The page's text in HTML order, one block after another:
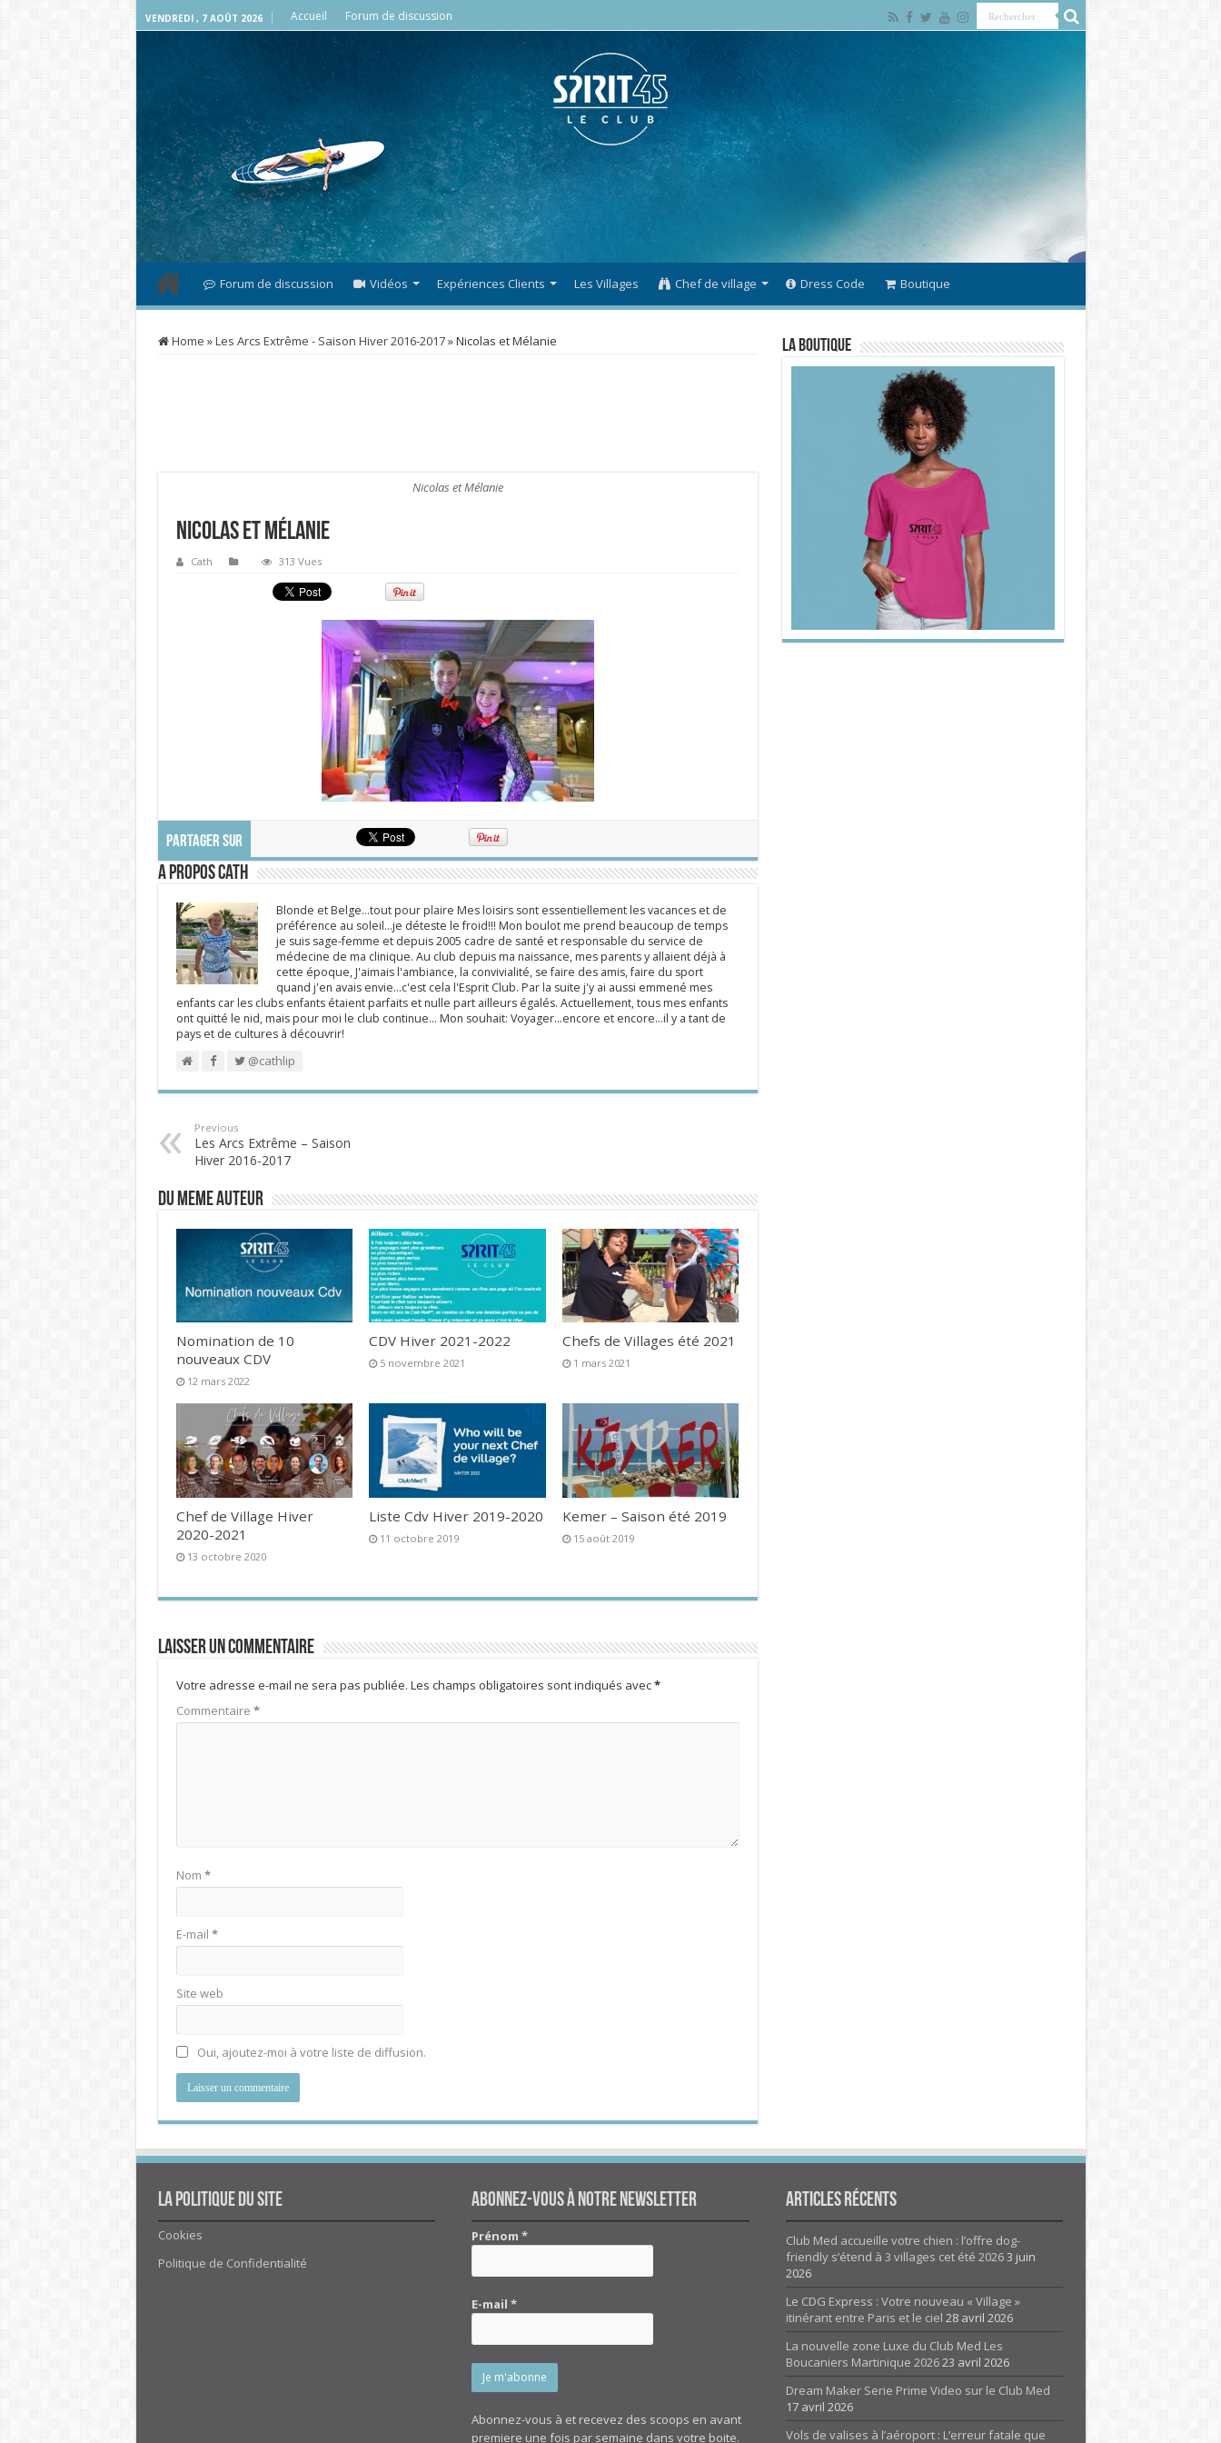
VENDREDI , 7 AOÛT 2026 Accueil Forum de discussion
Forum de discussion Vidéos Expériences Clients Les Villages Chef de village Dress Code Boutique
Home »Les Arcs Extrême - Saison Hiver 2016-2017»Nicolas et Mélanie
Nicolas et Mélanie
Nicolas et Mélanie
Cath 313 Vues
PARTAGER SUR
A propos Cath
Blonde et Belge...tout pour plaire Mes loisirs sont essentiellement les vacances et de
préférence au soleil...je déteste le froid!!! Mon boulot me prend beaucoup de temps
je suis sage-femme et depuis 2005 cadre de santé et responsable du service de
médecine de ma clinique. Au club depuis ma naissance, mes parents y allaient déjà à
cette époque, J'aimais l'ambiance, la convivialité, se faire des amis, faire du sport
quand j'en avais envie...c'est cela l'Esprit Club. Par la suite j'y ai aussi emmené mes
enfants car les clubs enfants étaient parfaits et nulle part ailleurs égalés. Actuellement, tous mes enfants
ont quitté le nid, mais pour moi le club continue... Mon souhait: Voyager...encore et encore...il y a tant de
pays et de cultures à découvrir!
@cathlip
Previous
Les Arcs Extrême – Saison
Hiver 2016-2017
DU MEME AUTEUR
Nomination de 10
nouveaux CDV
12 mars 2022
CDV Hiver 2021-2022
5 novembre 2021
Chefs de Villages été 2021
1 mars 2021
Chef de Village Hiver
2020-2021
13 octobre 2020
Liste Cdv Hiver 2019-2020
11 octobre 2019
Kemer – Saison été 2019
15 août 2019
Laisser un commentaire
Votre adresse e-mail ne sera pas publiée. Les champs obligatoires sont indiqués avec*
Commentaire *
Nom *
E-mail *
Site web
Oui, ajoutez-moi à votre liste de diffusion.
La Boutique
La politique du site
Cookies
Politique de Confidentialité
Abonnez-vous à notre newsletter
Prénom*
E-mail*
Abonnez-vous à et recevez des scoops en avant
premiere une fois par semaine dans votre boite.
Articles Récents
Club Med accueille votre chien : l’offre dog-
friendly s’étend à 3 villages cet été 20263 juin
2026
Le CDG Express : Votre nouveau « Village »
itinérant entre Paris et le ciel 28 avril 2026
La nouvelle zone Luxe du Club Med Les
Boucaniers Martinique 202623 avril 2026
Dream Maker Serie Prime Video sur le Club Med
17 avril 2026
Vols de valises à l’aéroport : L’erreur fatale que